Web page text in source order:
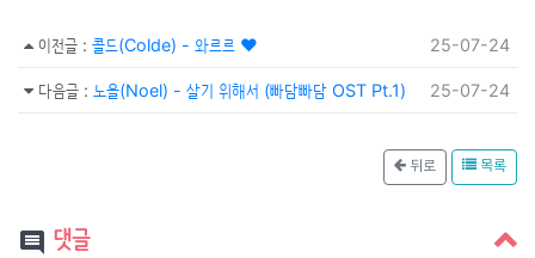
이전글 : 콜드(Colde) - 와르르 ♥ 25-07-24
다음글 : 노을(Noel) - 살기 위해서 (빠담빠담 OST Pt.1) 25-07-24
뒤로 목록
comment 댓글